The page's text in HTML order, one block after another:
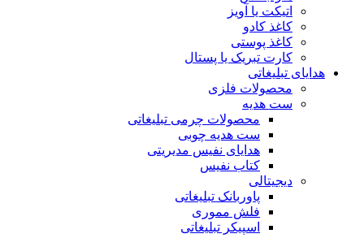
اتیکت یا آویز
کاغذ کادو
کاغذ پوستی
کارت تبریک یا پستال
هدایای تبلیغاتی
محصولات فلزی
ست هدیه
محصولات چرمی تبلیغاتی
ست هدیه چوبی
هدایای نفیس مدیریتی
کتاب نفیس
دیجیتالی
پاوربانک تبلیغاتی
فلش مموری
اسپیکر تبلیغاتی